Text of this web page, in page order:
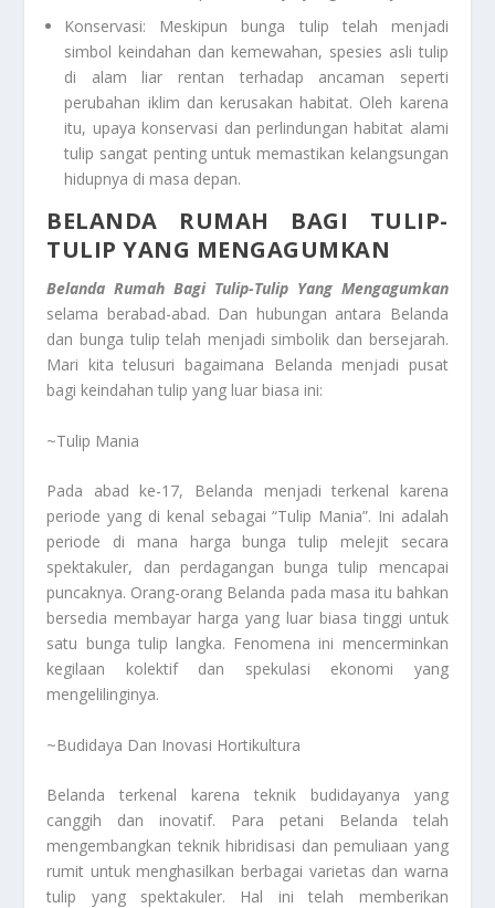
Konservasi: Meskipun bunga tulip telah menjadi
simbol keindahan dan kemewahan, spesies asli tulip
di alam liar rentan terhadap ancaman seperti
perubahan iklim dan kerusakan habitat. Oleh karena
itu, upaya konservasi dan perlindungan habitat alami
tulip sangat penting untuk memastikan kelangsungan
hidupnya di masa depan.
BELANDA RUMAH BAGI TULIP-
TULIP YANG MENGAGUMKAN
Belanda Rumah Bagi Tulip-Tulip Yang Mengagumkan
selama berabad-abad. Dan hubungan antara Belanda
dan bunga tulip telah menjadi simbolik dan bersejarah.
Mari kita telusuri bagaimana Belanda menjadi pusat
bagi keindahan tulip yang luar biasa ini:
~Tulip Mania
Pada abad ke-17, Belanda menjadi terkenal karena
periode yang di kenal sebagai “Tulip Mania”. Ini adalah
periode di mana harga bunga tulip melejit secara
spektakuler, dan perdagangan bunga tulip mencapai
puncaknya. Orang-orang Belanda pada masa itu bahkan
bersedia membayar harga yang luar biasa tinggi untuk
satu bunga tulip langka. Fenomena ini mencerminkan
kegilaan kolektif dan spekulasi ekonomi yang
mengelilinginya.
~Budidaya Dan Inovasi Hortikultura
Belanda terkenal karena teknik budidayanya yang
canggih dan inovatif. Para petani Belanda telah
mengembangkan teknik hibridisasi dan pemuliaan yang
rumit untuk menghasilkan berbagai varietas dan warna
tulip yang spektakuler. Hal ini telah memberikan